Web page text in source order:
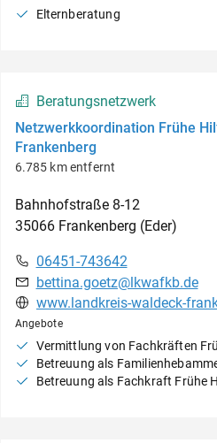
Elternberatung
Beratungsnetzwerk
Netzwerkkoordination Frühe
Frankenberg
6.785 km entfernt
Bahnhofstraße 8-12
35066 Frankenberg (Eder)
06451-743642
bettina.goetz@lkwafkb.de
Angebote
Vermittlung von Fachkräften
Betreuung als
Betreuung als Fachkraft Frühe